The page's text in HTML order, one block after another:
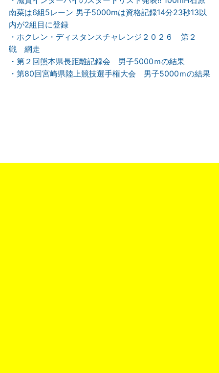
南菜は6組5レーン 男子5000mは資格記録14分23秒13以
内が2組目に登録
・ホクレン・ディスタンスチャレンジ２０２６ 第２
戦 網走
・第２回熊本県長距離記録会 男子5000ｍの結果
・第80回宮崎県陸上競技選手権大会 男子5000ｍの結果